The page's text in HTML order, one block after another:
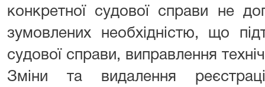
конкретної судової справи не
зумовлених необхідністю, що
судової справи, виправлення
Зміни та видалення